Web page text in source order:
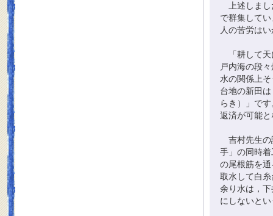
上述しまし
で群集して
人の苦労は
「耕して天
戸内海の段
水の関係上
台地の新田
らき）」で
返済が可能
吉村先生の
手」の同時
の尾根筋を
取水して白
余り水は，
にしないと